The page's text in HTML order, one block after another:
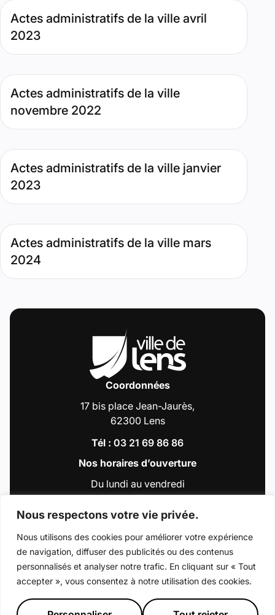
Nous respectons votre vie privée.
Nous utilisons des cookies pour améliorer votre expérience
de navigation, diffuser des publicités ou des contenus
personnalisés et analyser notre trafic. En cliquant sur « Tout
accepter », vous consentez à notre utilisation des cookies.
Actes administratifs de la ville avril
2023
Type de contenu : Page. Date : mai 4, 2023. Pertinence :
Actes administratifs de la ville
novembre 2022
Type de contenu : Page. Date : novembre 29, 2022.
Actes administratifs de la ville janvier
2023
Type de contenu : Page. Date : février 2, 2023. Pertinence
Actes administratifs de la ville mars
2024
Type de contenu : Page. Date : avril 12, 2024. Pertinence :
Coordonnées
17 bis place Jean-Jaurès,
62300 Lens
Tél : 03 21 69 86 86
Nos horaires d’ouverture
Du lundi au vendredi
de 9h00 à 12h30
et de 13h30 à 18h00
Accéder au compte : Facebook (Lien
Accéder au compte : Instagram (Lien
Accéder au compte : Linkedin
Accéder au compte :
Accéder au compte :
Déclaration d’accessibilité